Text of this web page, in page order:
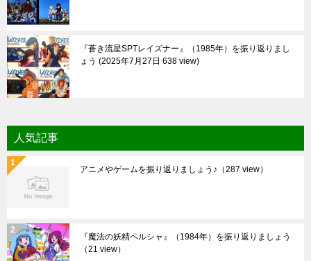
『蒼き流星SPTレイズナー』（1985年）を振り返りまし
ょう
2025年7月27日 638 view
人気記事
アニメやゲームを振り返りましょう♪ （287 view）
『魔法の妖精ペルシャ』（1984年）を振り返りましょう
（21 view）